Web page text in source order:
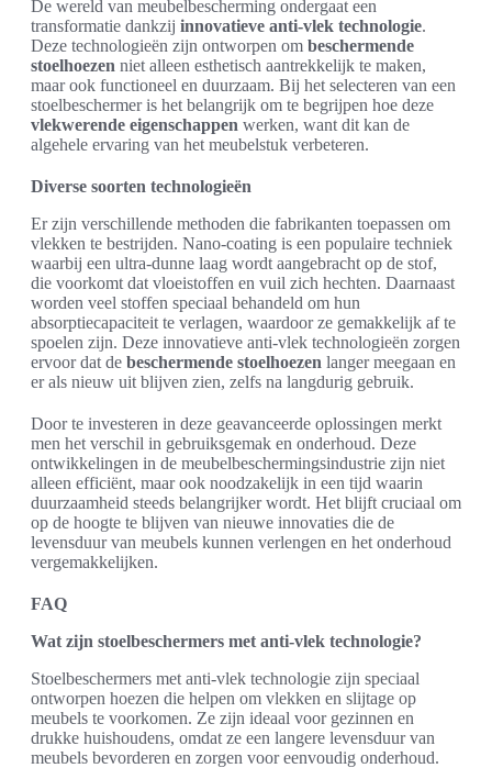
De wereld van meubelbescherming ondergaat een
transformatie dankzij innovatieve anti-vlek technologie.
Deze technologieën zijn ontworpen om beschermende
stoelhoezen niet alleen esthetisch aantrekkelijk te maken,
maar ook functioneel en duurzaam. Bij het selecteren van een
stoelbeschermer is het belangrijk om te begrijpen hoe deze
vlekwerende eigenschappen werken, want dit kan de
algehele ervaring van het meubelstuk verbeteren.
Diverse soorten technologieën
Er zijn verschillende methoden die fabrikanten toepassen om
vlekken te bestrijden. Nano-coating is een populaire techniek
waarbij een ultra-dunne laag wordt aangebracht op de stof,
die voorkomt dat vloeistoffen en vuil zich hechten. Daarnaast
worden veel stoffen speciaal behandeld om hun
absorptiecapaciteit te verlagen, waardoor ze gemakkelijk af te
spoelen zijn. Deze innovatieve anti-vlek technologieën zorgen
ervoor dat de beschermende stoelhoezen langer meegaan en
er als nieuw uit blijven zien, zelfs na langdurig gebruik.
Door te investeren in deze geavanceerde oplossingen merkt
men het verschil in gebruiksgemak en onderhoud. Deze
ontwikkelingen in de meubelbeschermingsindustrie zijn niet
alleen efficiënt, maar ook noodzakelijk in een tijd waarin
duurzaamheid steeds belangrijker wordt. Het blijft cruciaal om
op de hoogte te blijven van nieuwe innovaties die de
levensduur van meubels kunnen verlengen en het onderhoud
vergemakkelijken.
FAQ
Wat zijn stoelbeschermers met anti-vlek technologie?
Stoelbeschermers met anti-vlek technologie zijn speciaal
ontworpen hoezen die helpen om vlekken en slijtage op
meubels te voorkomen. Ze zijn ideaal voor gezinnen en
drukke huishoudens, omdat ze een langere levensduur van
meubels bevorderen en zorgen voor eenvoudig onderhoud.